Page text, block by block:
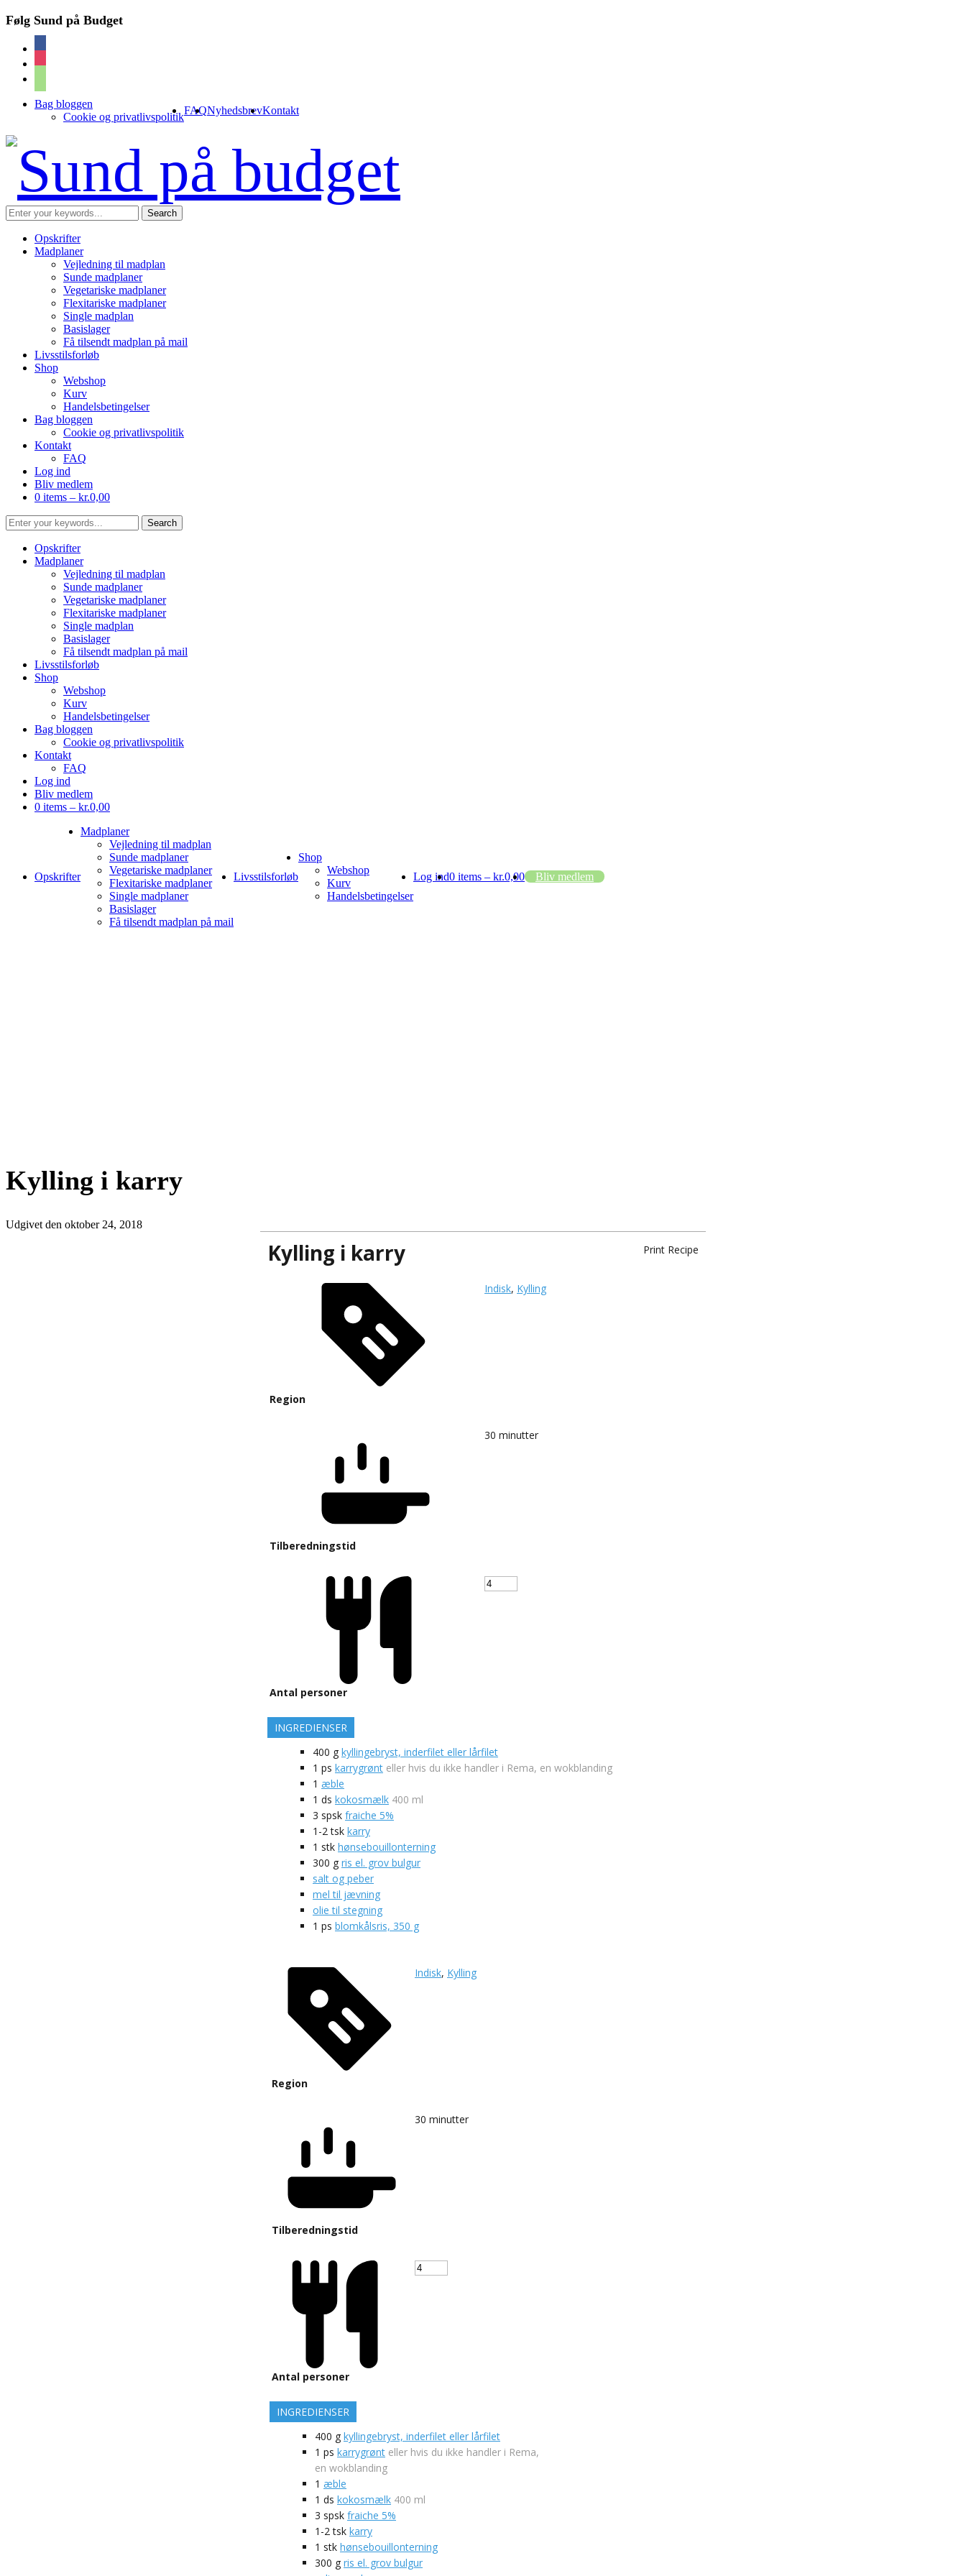
Følg Sund på Budget
Bag bloggen
Cookie og privatlivspolitik
FAQNyhedsbrevKontakt
Opskrifter
Madplaner
Vejledning til madplan
Sunde madplaner
Vegetariske madplaner
Flexitariske madplaner
Single madplan
Basislager
Få tilsendt madplan på mail
Livsstilsforløb
Shop
Webshop
Kurv
Handelsbetingelser
Bag bloggen
Cookie og privatlivspolitik
Kontakt
FAQ
Log ind
Bliv medlem
0 items – kr.0,00
Opskrifter
Madplaner
Vejledning til madplan
Sunde madplaner
Vegetariske madplaner
Flexitariske madplaner
Single madplan
Basislager
Få tilsendt madplan på mail
Livsstilsforløb
Shop
Webshop
Kurv
Handelsbetingelser
Bag bloggen
Cookie og privatlivspolitik
Kontakt
FAQ
Log ind
Bliv medlem
0 items – kr.0,00
Opskrifter
Madplaner
Vejledning til madplan
Sunde madplaner
Vegetariske madplaner
Flexitariske madplaner
Single madplaner
Basislager
Få tilsendt madplan på mail
Livsstilsforløb
Shop
Webshop
Kurv
Handelsbetingelser
Log ind Bliv medlem
0 items – kr.0,00
Kylling i karry
Udgivet den oktober 24, 2018
Print Recipe
Kylling i karry
Region
Indisk, Kylling
Tilberedningstid
30 minutter
Antal personer
INGREDIENSER
400 g kyllingebryst, inderfilet eller lårfilet
1 ps karrygrønt eller hvis du ikke handler i Rema, en wokblanding
1 æble
1 ds kokosmælk 400 ml
3 spsk fraiche 5%
1-2 tsk karry
1 stk hønsebouillonterning
300 g ris el. grov bulgur
salt og peber
mel til jævning
olie til stegning
1 ps blomkålsris, 350 g
Region
Indisk, Kylling
Tilberedningstid
30 minutter
Antal personer
INGREDIENSER
400 g kyllingebryst, inderfilet eller lårfilet
1 ps karrygrønt eller hvis du ikke handler i Rema,
en wokblanding
1 æble
1 ds kokosmælk 400 ml
3 spsk fraiche 5%
1-2 tsk karry
1 stk hønsebouillonterning
300 g ris el. grov bulgur